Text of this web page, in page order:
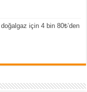
için 4 bin 80₺’den